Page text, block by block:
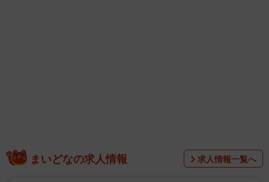
ースタイミングが近かったり等の理由で当時よく耳にして
まいどなの求人情報 求人情報一覧へ